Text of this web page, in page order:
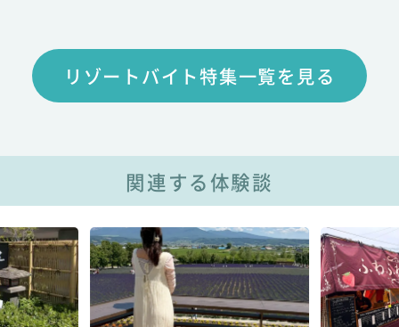
リゾートバイト特集一覧を見る
関連する体験談